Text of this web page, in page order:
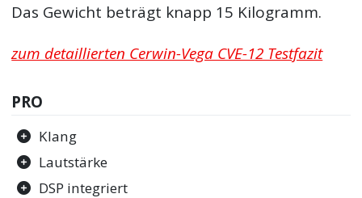
Das Gewicht beträgt knapp 15 Kilogramm.
zum detaillierten Cerwin-Vega CVE-12 Testfazit
PRO
Klang
Lautstärke
DSP integriert